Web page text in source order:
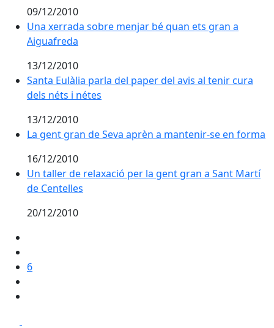
09/12/2010
Una xerrada sobre menjar bé quan ets gran a
Una xerrada sobre menjar bé quan ets gran a
Aiguafreda
13/12/2010
Santa Eulàlia parla del paper del avis al tenir cura
Santa Eulàlia parla del paper del avis al tenir cura
dels néts i nétes
13/12/2010
La gent gran de Seva aprèn a mantenir-se en forma
La gent gran de Seva aprèn a mantenir-se en forma
16/12/2010
Un taller de relaxació per la gent gran a Sant Martí
Un taller de relaxació per la gent gran a Sant Martí
de Centelles
20/12/2010
6